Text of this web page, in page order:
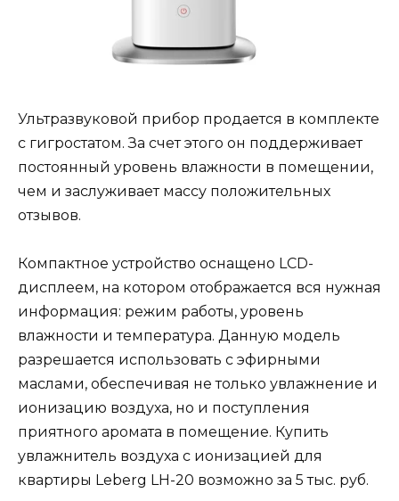
Ультразвуковой прибор продается в комплекте
с гигростатом. За счет этого он поддерживает
постоянный уровень влажности в помещении,
чем и заслуживает массу положительных
отзывов.
Компактное устройство оснащено LCD-
дисплеем, на котором отображается вся нужная
информация: режим работы, уровень
влажности и температура. Данную модель
разрешается использовать с эфирными
маслами, обеспечивая не только увлажнение и
ионизацию воздуха, но и поступления
приятного аромата в помещение. Купить
увлажнитель воздуха с ионизацией для
квартиры Leberg LH-20 возможно за 5 тыс. руб.